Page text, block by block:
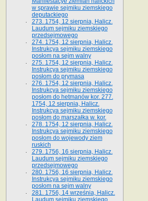
w sprawie sejmiku ziemskiego
deputackiego
273. 1754, 12 sierpnia, Halicz.
Laudum sejmiku ziemskiego
przedsejmowego
274. 1754, 12 sierpnia, Halicz.
Instrukcya sejmiku ziemskiego
posłom na sejm walny
275. 1754, 12 sierpnia, Halicz.
Instrukcya sejmiku ziemskiego
posłom do prymasa
276. 1754, 12 sierpnia, Halicz.
Instrukcya sejmiku ziemskiego
posłom do hetmanów kor. 277.
1754, 12 sierpnia, Halicz.
Instrukcya sejmiku ziemskiego
posłom do marszałka w. kor.
278. 1754, 12 sierpnia, Halicz.
Instrukcya sejmiku ziemskiego
posłom do wojewody ziem
ruskich
279. 1756, 16 sierpnia, Halicz.
Laudum sejmiku ziemskiego
przedsejmowego
280. 1756, 16 sierpnia, Halicz.
Instrukcya sejmiku ziemskiego
posłom na sejm walny
281. 1756, 14 września, Halicz.
Laudum sejmiku ziemskiego